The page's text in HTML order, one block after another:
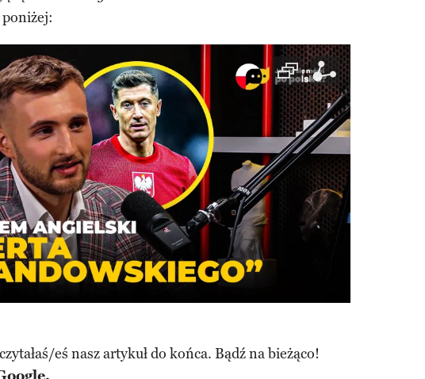
poniżej:
eś nasz artykuł do końca. Bądź na bieżąco!